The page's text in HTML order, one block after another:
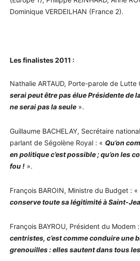
Dominique VERDEILHAN (France 2).
Les finalistes 2011 :
Nathalie ARTAUD, Porte-parole de Lutte
serai peut être pas élue Présidente de
ne serai pas la seule ».
Guillaume BACHELAY, Secrétaire
parlant de Ségolène Royal : « Qu’on
en politique c’est possible ; qu’on les
fou ! ».
François BAROIN, Ministre du Budget : «
conserve toute sa légitimité à Saint-
François BAYROU, Président du Modem
centristes, c’est comme conduire une
grenouilles : elles sautent dans tous